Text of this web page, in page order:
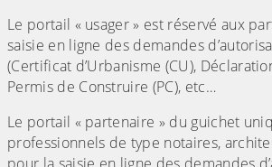
Le portail « usager » est réservé aux
saisie en ligne des demandes
(Certificat d’Urbanisme (CU),
Permis de Construire (PC), etc…
Le portail « partenaire » du guichet
professionnels de type notaires,